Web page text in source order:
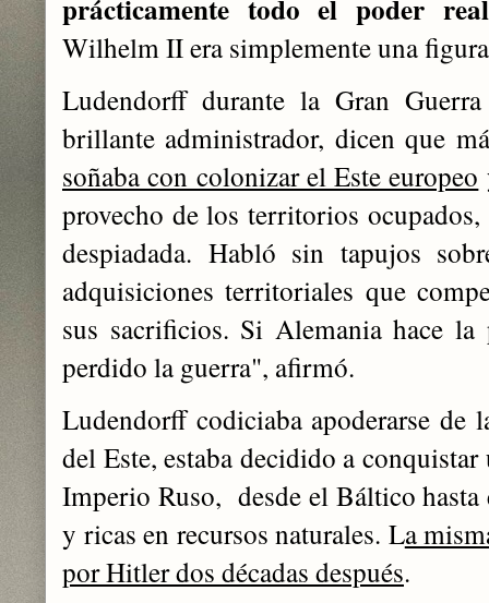
prácticamente todo el poder
Wilhelm II era simplemente una
Ludendorff durante la Gran
brillante administrador, dicen que
soñaba con colonizar el Este europeo
provecho de los territorios
despiadada. Habló sin tapujos
adquisiciones territoriales que
sus sacrificios. Si Alemania hace
perdido la guerra", afirmó.
Ludendorff codiciaba apoderarse de
del Este, estaba decidido a
Imperio Ruso, desde el Báltico
y ricas en recursos naturales. La
por Hitler dos décadas después.